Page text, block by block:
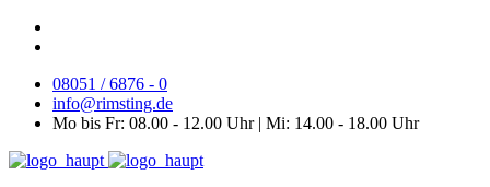
08051 / 6876 - 0
info@rimsting.de
Mo bis Fr: 08.00 - 12.00 Uhr | Mi: 14.00 - 18.00 Uhr